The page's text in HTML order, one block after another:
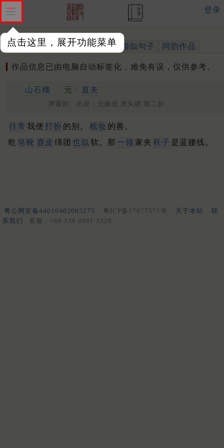
点击这里，展开功能菜单
登录
作品 标注四声 出处、引用 相似句子 同韵作品
作品信息已由电脑自动标签化，难免有误，仅供参考。
山石榴 元 · 直夫
押霰韵 出处：元曲选 虎头牌 第二折
往常 我便 打扮 的别。 梳妆 的善。
乾 皂靴 鹿皮 绵团 也似 软。那 一领 家夹 袄子 是蓝腰线。
粤公网安备44010402003275 粤ICP备17077571号 关于本站
联
系我们
客服：+86 136 0901 3320